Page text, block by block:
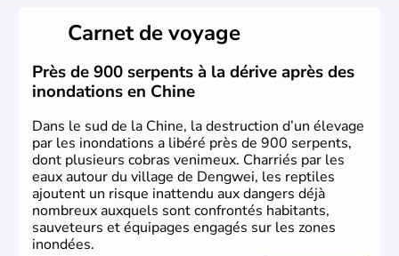
dynasties. La dynastie Qing a été la dernière à régner
jusqu'aux guerres de l'opium lorsque la Chine s'est
constituée comme nation et a retrouvé son indépendance
en 1945. Illustre pays en matière d'inventions avant-
gardistes, la Chine a été la première utilisatrice du papier,
de l'imprimerie à caractères mobiles, de la boussole et de
la poudre à canon.
Carnet de voyage
Près de 900 serpents à la dérive après des
inondations en Chine
Dans le sud de la Chine, la destruction d’un élevage
par les inondations a libéré près de 900 serpents,
dont plusieurs cobras venimeux. Charriés par les
eaux autour du village de Dengwei, les reptiles
ajoutent un risque inattendu aux dangers déjà
nombreux auxquels sont confrontés habitants,
sauveteurs et équipages engagés sur les zones
inondées.